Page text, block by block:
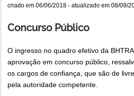
criado em 06/06/2018 - atualizado em 08/09/
Concurso Público
O ingresso no quadro efetivo da
aprovação em concurso público,
os cargos de confiança, que são de
pela autoridade competente.